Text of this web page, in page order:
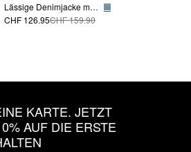
Lässige Denimjacke mit Pattentaschen
CHF 126.95CHF 159.90
KARTE. JETZT
AUF DIE ERSTE